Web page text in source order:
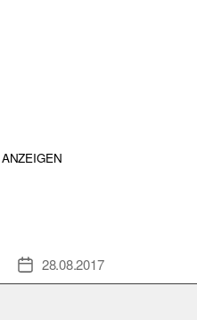
ANZEIGEN
Veröffentlichungsdatum
28.08.2017